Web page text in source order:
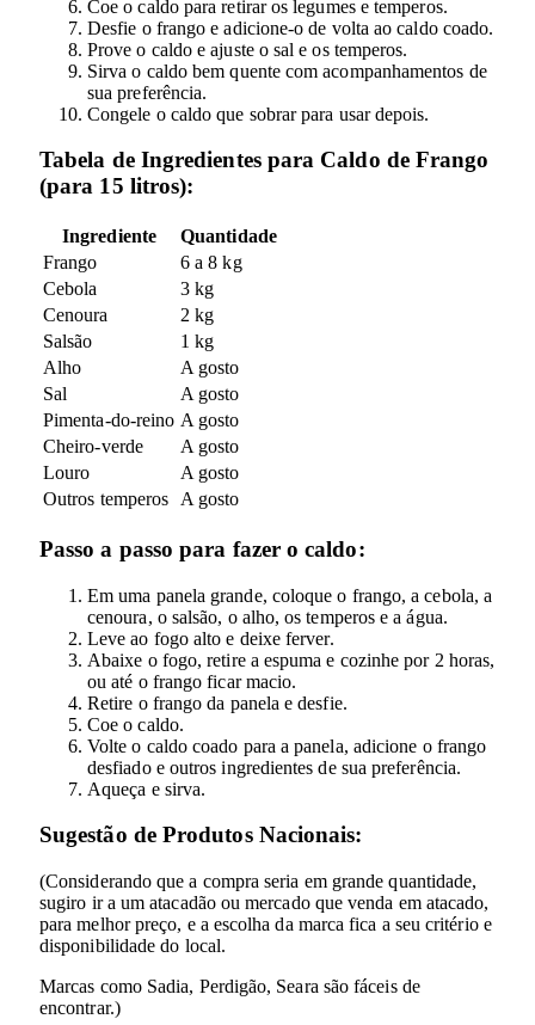
Coe o caldo para retirar os legumes e temperos.
Desfie o frango e adicione-o de volta ao caldo coado.
Prove o caldo e ajuste o sal e os temperos.
Sirva o caldo bem quente com acompanhamentos de
sua preferência.
Congele o caldo que sobrar para usar depois.
Tabela de Ingredientes para Caldo de Frango
(para 15 litros):
Ingrediente
Quantidade
Frango
6 a 8 kg
Cebola
3 kg
Cenoura
2 kg
Salsão
1 kg
Alho
A gosto
Sal
A gosto
Pimenta-do-reino A gosto
Cheiro-verde
A gosto
Louro
A gosto
Outros temperos
A gosto
Passo a passo para fazer o caldo:
Em uma panela grande, coloque o frango, a cebola, a
cenoura, o salsão, o alho, os temperos e a água.
Leve ao fogo alto e deixe ferver.
Abaixe o fogo, retire a espuma e cozinhe por 2 horas,
ou até o frango ficar macio.
Retire o frango da panela e desfie.
Coe o caldo.
Volte o caldo coado para a panela, adicione o frango
desfiado e outros ingredientes de sua preferência.
Aqueça e sirva.
Sugestão de Produtos Nacionais:
(Considerando que a compra seria em grande quantidade,
sugiro ir a um atacadão ou mercado que venda em atacado,
para melhor preço, e a escolha da marca fica a seu critério e
disponibilidade do local.
Marcas como Sadia, Perdigão, Seara são fáceis de
encontrar.)